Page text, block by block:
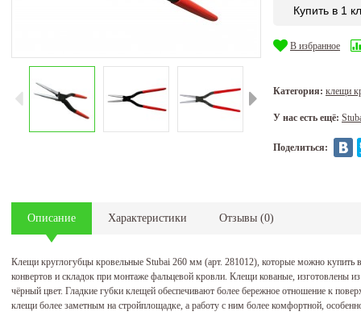
Купить в 1
В избранное
Категория: клещи
У нас есть ещё:
Поделиться:
Описание Характеристики Отзывы (0)
Клещи круглогубцы кровельные Stubai 260 мм (арт. 281012), которые можно купить
конвертов и складок при монтаже фальцевой кровли. Клещи кованые, изготовлены
чёрный цвет. Гладкие губки клещей обеспечивают более бережное отношение к
клещи более заметным на стройплощадке, а работу с ним более комфортной,